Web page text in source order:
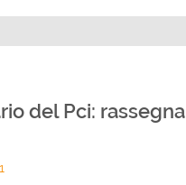
del Pci: rassegna